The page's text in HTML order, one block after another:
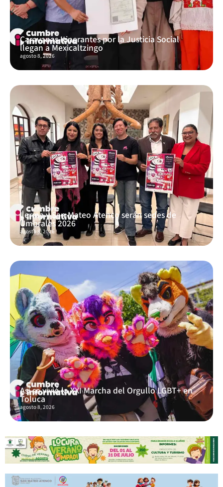
Caravanas Itinerantes por la Justicia Social
llegan a Mexicaltzingo
agosto 8, 2026
Lerma y San Mateo Atenco serán sedes de
Umbrales 2026
agosto 8, 2026
Así se vivió la XXI Marcha del Orgullo LGBT+ en
Toluca
agosto 8, 2026